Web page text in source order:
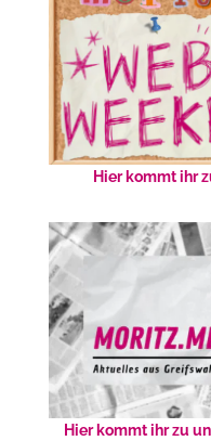
Hier kommt ihr
Hier kommt ihr zu